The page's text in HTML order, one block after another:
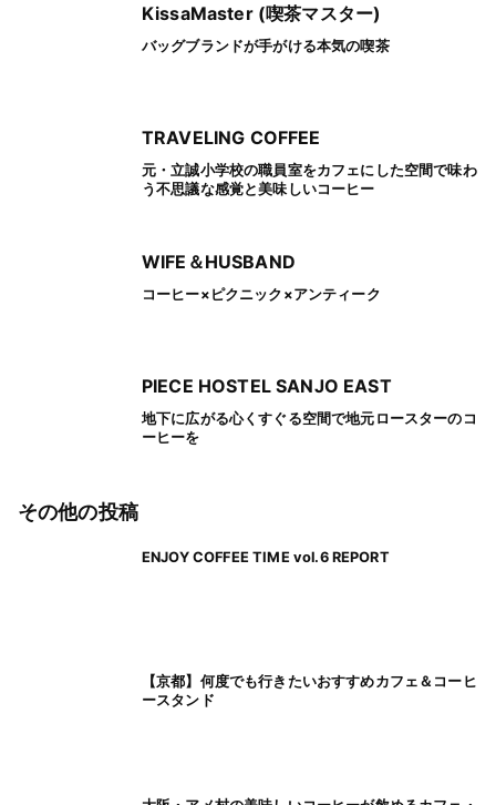
KissaMaster (喫茶マスター)
バッグブランドが手がける本気の喫茶
TRAVELING COFFEE
元・立誠小学校の職員室をカフェにした空間で味わ
う不思議な感覚と美味しいコーヒー
WIFE＆HUSBAND
コーヒー×ピクニック×アンティーク
PIECE HOSTEL SANJO EAST
地下に広がる心くすぐる空間で地元ロースターのコ
ーヒーを
その他の投稿
ENJOY COFFEE TIME vol.6 REPORT
【京都】何度でも行きたいおすすめカフェ＆コーヒ
ースタンド